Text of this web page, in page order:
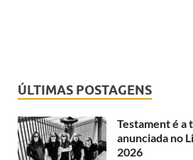
ÚLTIMAS POSTAGENS
Testament é a
anunciada no
2026